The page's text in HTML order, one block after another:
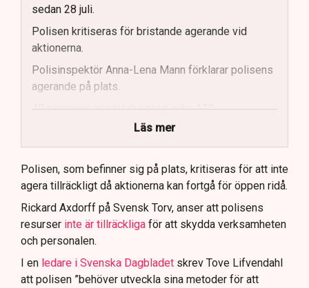
sedan 28 juli.
Polisen kritiseras för bristande agerande vid
aktionerna.
Polisinspektör Anna-Lena Mann förklarar polisens
agerande på plats.
40 personer misstänks med cirka 120
brottsmisstankar kopplade.
Polisen använder drönare och uniformerad polis
för att dokumentera bevis.
Samtidigt är polisarbetet komplext när det gäller
att navigera juridiska rättigheter och gränser.
Läs mer
Polisen, som befinner sig på plats, kritiseras för att inte
agera tillräckligt då aktionerna kan fortgå för öppen ridå.
Rickard Axdorff på Svensk Torv, anser att polisens
resurser inte är tillräckliga för att skydda verksamheten
och personalen.
I en ledare i Svenska Dagbladet skrev Tove Lifvendahl
att polisen ”behöver utveckla sina metoder för att